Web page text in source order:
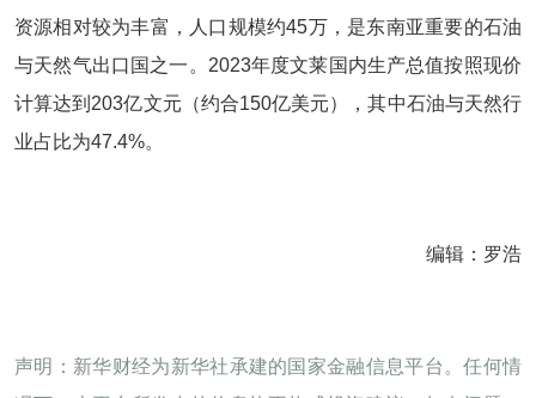
资源相对较为丰富，人口规模约45万，是东南亚重要的石油
与天然气出口国之一。2023年度文莱国内生产总值按照现价
计算达到203亿文元（约合150亿美元），其中石油与天然行
业占比为47.4%。
编辑：罗浩
声明：新华财经为新华社承建的国家金融信息平台。任何情